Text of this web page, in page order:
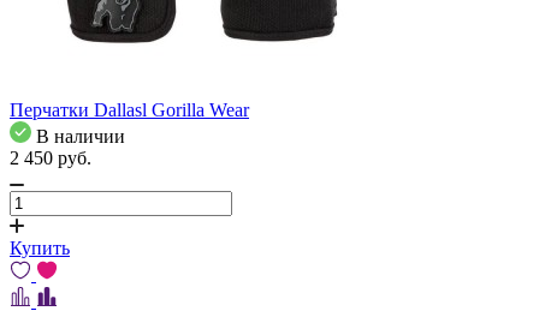
Перчатки Dallasl Gorilla Wear
В наличии
2 450 pуб.
Купить